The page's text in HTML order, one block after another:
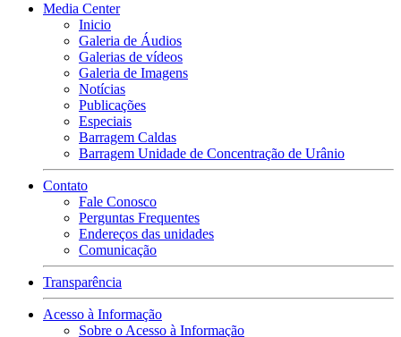
Media Center
Inicio
Galeria de Áudios
Galerias de vídeos
Galeria de Imagens
Notícias
Publicações
Especiais
Barragem Caldas
Barragem Unidade de Concentração de Urânio
Contato
Fale Conosco
Perguntas Frequentes
Endereços das unidades
Comunicação
Transparência
Acesso à Informação
Sobre o Acesso à Informação